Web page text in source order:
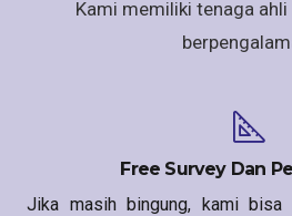
Kami memiliki tenaga ahli
Free Survey Dan
Jika masih bingung, kami